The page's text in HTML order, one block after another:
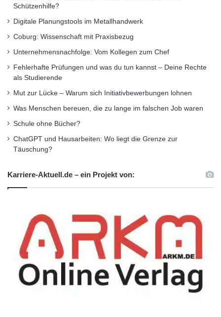
Schützenhilfe?
Digitale Planungstools im Metallhandwerk
Coburg: Wissenschaft mit Praxisbezug
Unternehmensnachfolge: Vom Kollegen zum Chef
Fehlerhafte Prüfungen und was du tun kannst – Deine Rechte
als Studierende
Mut zur Lücke – Warum sich Initiativbewerbungen lohnen
Was Menschen bereuen, die zu lange im falschen Job waren
Schule ohne Bücher?
ChatGPT und Hausarbeiten: Wo liegt die Grenze zur
Täuschung?
Karriere-Aktuell.de – ein Projekt von: